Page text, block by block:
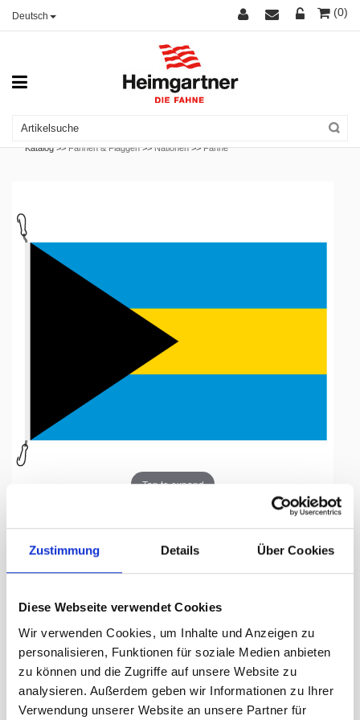
Zustimmung Details Über Cookies
Diese Webseite verwendet Cookies
Wir verwenden Cookies, um Inhalte und Anzeigen zu
personalisieren, Funktionen für soziale Medien anbieten
zu können und die Zugriffe auf unsere Website zu
analysieren. Außerdem geben wir Informationen zu Ihrer
Verwendung unserer Website an unsere Partner für
Deutsch (0)
Katalog >>Fahnen & Flaggen >>Nationen >>Fahne
Tap to expand
Bahamas, 70 x 100 cm
Lieferzeit Tage:ca. 5-7 Arbeitstage
55.50 CHF